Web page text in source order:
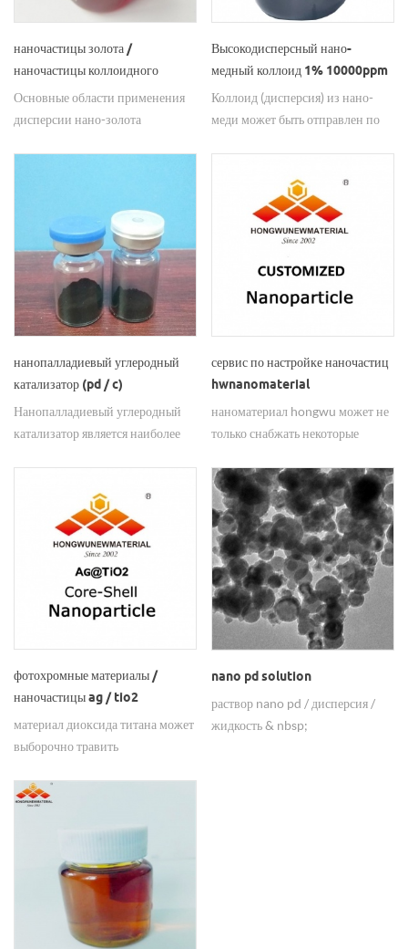
наночастицы золота /
наночастицы коллоидного
золота для продажи
Основные области применения
дисперсии нано-золота
окрашивание зеркального золота
и серебра, вестерн-блоттинг,
биосенсоры, биочипы,
обнаружение остатков лекарств,
синтез регулируемых генами
лекарств, транспорт лекарств и
фотохимиотерапию.
Высокодисперсный нано-
медный коллоид 1% 10000ppm
Коллоид (дисперсия) из нано-
меди может быть отправлен по
коллоидныхнаночастицы меди.
свяжитесь с нами свободно.
нанопалладиевый углеродный
катализатор (pd / c)
Нанопалладиевый углеродный
катализатор является наиболее
благородных металлов в
нефтехимической
промышленности, а также в
тонком химическом,
органическом синтезе и
модифицированных
сервис по настройке наночастиц
hwnanomaterial
наноматериал hongwu может не
только снабжать некоторые
наноматериалы обычного
размера, но также настраивают
их в соответствии с
требованиями клиентов, чтобы
помочь предприятиям обновить
свою продукцию.
фотохромные материалы /
наночастицы ag / tio2
материал диоксида титана может
выборочно травить
путем переноса электрона с
наночастицами металлического
агента в возбужденном
оптические характеристики
поглощения материала, поэтому
наночастицы ag / tio2 могут
изменять цвет при освещении
nano pd solution
раствор nano pd / дисперсия /
жидкость & nbsp;